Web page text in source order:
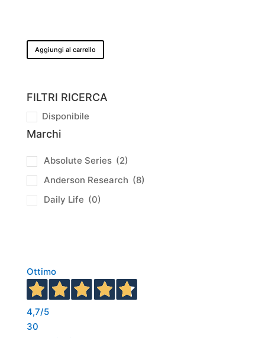
32,90 €.
24,68 €.
Aggiungi al carrello
FILTRI RICERCA
Disponibile
Marchi
Absolute Series (2)
Anderson Research (8)
Daily Life (0)
Ottimo
4,7/5
30